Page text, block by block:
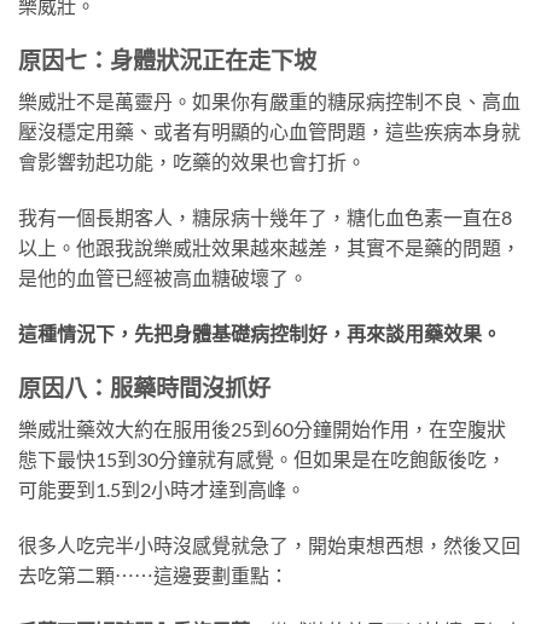
樂威壯。
原因七：身體狀況正在走下坡
樂威壯不是萬靈丹。如果你有嚴重的糖尿病控制不良、高血
壓沒穩定用藥、或者有明顯的心血管問題，這些疾病本身就
會影響勃起功能，吃藥的效果也會打折。
我有一個長期客人，糖尿病十幾年了，糖化血色素一直在8
以上。他跟我說樂威壯效果越來越差，其實不是藥的問題，
是他的血管已經被高血糖破壞了。
這種情況下，先把身體基礎病控制好，再來談用藥效果。
原因八：服藥時間沒抓好
樂威壯藥效大約在服用後25到60分鐘開始作用，在空腹狀
態下最快15到30分鐘就有感覺。但如果是在吃飽飯後吃，
可能要到1.5到2小時才達到高峰。
很多人吃完半小時沒感覺就急了，開始東想西想，然後又回
去吃第二顆⋯⋯這邊要劃重點：